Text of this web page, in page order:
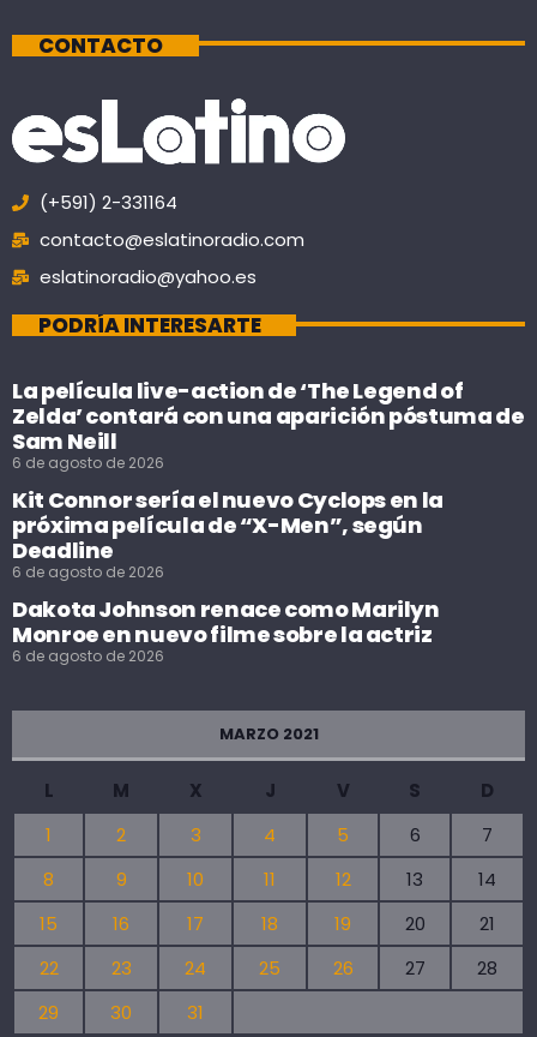
CONTACTO
(+591) 2-331164
contacto@eslatinoradio.com
eslatinoradio@yahoo.es
PODRÍA INTERESARTE
La película live-action de ‘The Legend of
Zelda’ contará con una aparición póstuma de
Sam Neill
6 de agosto de 2026
Kit Connor sería el nuevo Cyclops en la
próxima película de “X-Men”, según
Deadline
6 de agosto de 2026
Dakota Johnson renace como Marilyn
Monroe en nuevo filme sobre la actriz
6 de agosto de 2026
MARZO 2021
L M X J V S
D
1
2 3 4 5 6
7
8
9 10 11 12 13
14
15
16 17 18 19 20
21
22
23 24 25 26 27
28
29
30 31